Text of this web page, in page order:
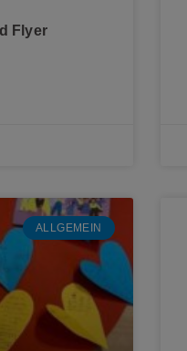
Flyer
ALLGEMEIN